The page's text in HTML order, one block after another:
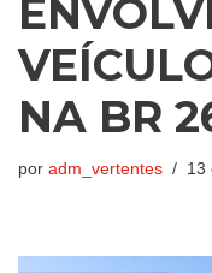
NA BR
por adm_vertentes 13